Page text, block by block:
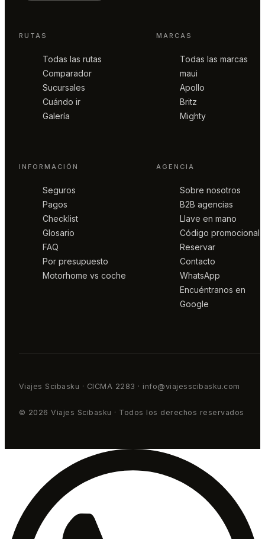
RUTAS
Todas las rutas
Comparador
Sucursales
Cuándo ir
Galería
MARCAS
Todas las marcas
maui
Apollo
Britz
Mighty
INFORMACIÓN
Seguros
Pagos
Checklist
Glosario
FAQ
Por presupuesto
Motorhome vs coche
AGENCIA
Sobre nosotros
B2B agencias
Llave en mano
Código promocional
Reservar
Contacto
WhatsApp
Encuéntranos en
Google
Viajes Scibasku · CICMA 2283 · info@viajesscibasku.com
© 2026 Viajes Scibasku · Todos los derechos reservados